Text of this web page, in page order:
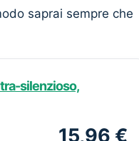
saprai sempre che
silenzioso,
15,96 €